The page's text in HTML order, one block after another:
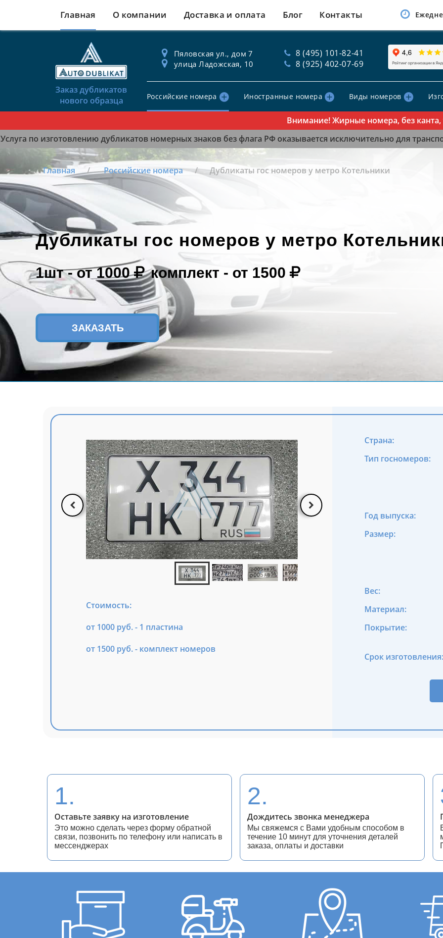
Главная О компании Доставка и оплата Блог Контакты
Заказ дубликатов
нового образца
Пяловская ул., дом 7
улица Ладожская, 10
8 (495) 101-82-41
8 (925) 402-07-69
Российские номера Иностранные номера Виды номеров
Внимание! Жирные номера, без канта,
Услуга по изготовлению дубликатов номерных знаков без флага РФ оказывается исключительно для
Главная Российские номера Дубликаты гос номеров у метро Котельники
Дубликаты гос номеров у метро
1шт -от 1000 комплект - от 1500
ЗАКАЗАТЬ
Стоимость:
от 1000 руб. - 1 пластина
от 1500 руб. - комплект номеров
Страна:
Тип госномеров:
Год выпуска:
Размер:
Вес:
Материал:
Покрытие:
Срок изготовления:
1.
Оставьте заявку на изготовление
Это можно сделать через форму обратной
связи, позвонить по телефону или написать в
мессенджерах
2.
Дождитесь звонка менеджера
Мы свяжемся с Вами удобным способом в
течение 10 минут для уточнения деталей
заказа, оплаты и доставки